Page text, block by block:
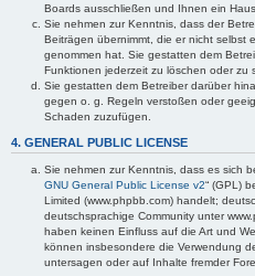
Boards ausschließen und Ihnen ein
Sie nehmen zur Kenntnis, dass der
Beiträgen übernimmt, die er nicht selbst
genommen hat. Sie gestatten dem
Funktionen jederzeit zu löschen oder zu
Sie gestatten dem Betreiber darüber
gegen o. g. Regeln verstoßen oder
Schaden zuzufügen.
4. GENERAL PUBLIC LICENSE
Sie nehmen zur Kenntnis, dass es sich
GNU General Public License v2“ (GPL)
Limited (www.phpbb.com) handelt;
deutschsprachige Community unter
haben keinen Einfluss auf die Art und
können insbesondere die Verwendung
untersagen oder auf Inhalte fremder